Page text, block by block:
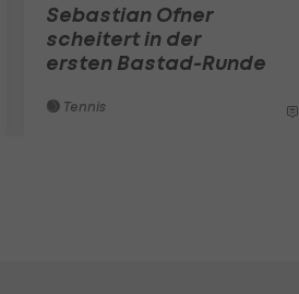
Sebastian Ofner
scheitert in der
ersten Bastad-Runde
Tennis